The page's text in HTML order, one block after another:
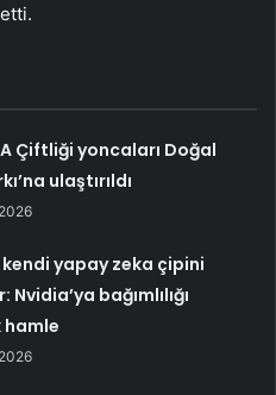
Çiftliği yoncaları Doğal
ulaştırıldı
yapay zeka çipini
bağımlılığı